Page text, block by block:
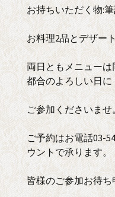
お持ちいただく物:
お料理2品とデザー
両日ともメニュー
都合のよろしい日に
ご参加くださいませ
ご予約はお電話03-
ウントで承ります。
皆様のご参加お待